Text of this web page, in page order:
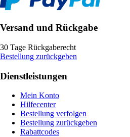
Versand und Rückgabe
30 Tage Rückgaberecht
Bestellung zurückgeben
Dienstleistungen
Mein Konto
Hilfecenter
Bestellung verfolgen
Bestellung zurückgeben
Rabattcodes